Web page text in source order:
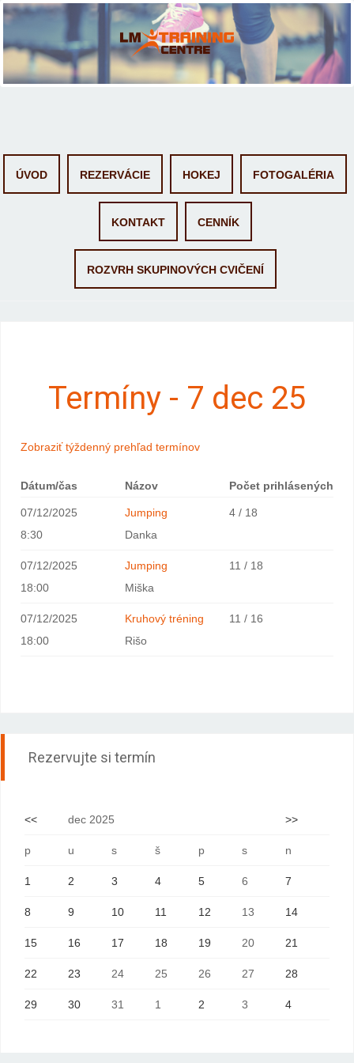
Skip
ÚVOD REZERVÁCIE HOKEJ FOTOGALÉRIA
KONTAKT CENNÍK
ROZVRH SKUPINOVÝCH CVIČENÍ
Termíny - 7 dec 25
Zobraziť týždenný prehľad termínov
Dátum/čas Názov Počet prihlásených
07/12/2025
8:30
Jumping
Danka
4 / 18
07/12/2025
18:00
Jumping
Miška
11 / 18
07/12/2025
18:00
Kruhový tréning
Rišo
11 / 16
Rezervujte si termín
<< dec 2025 >>
p u s š p s n
1 2 3 4 5 6 7
8 9 10 11 12 13 14
15 16 17 18 19 20 21
22 23 24 25 26 27 28
29 30 31 1 2 3 4